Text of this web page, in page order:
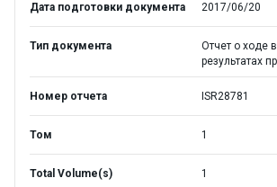
Дата подготовки документа 2017/06/20
Тип документа
Отчет о ходе
результатах
Номер отчета ISR28781
Том 1
Total Volume(s) 1